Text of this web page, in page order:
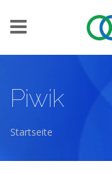
Piwik
Startseite